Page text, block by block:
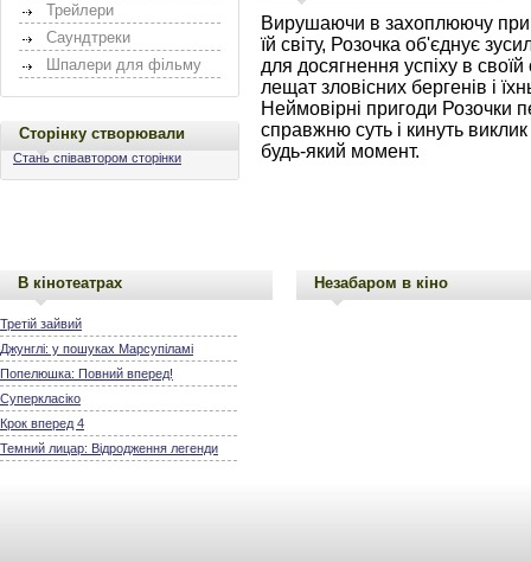
Трейлери
Саундтреки
Шпалери для фільму
Сторінку створювали
Стань співавтором сторінки
Вирушаючи в захоплюючу
їй світу, Розочка об'єднує
для досягнення успіху в своїй
лещат зловісних бергенів і
Неймовірні пригоди Розочки
справжню суть і кинуть виклик
будь-який момент.
В кінотеатрах
Третій зайвий
Джунглі: у пошуках Марсупіламі
Попелюшка: Повний вперед!
Суперкласіко
Крок вперед 4
Темний лицар: Відродження легенди
Незабаром в кіно